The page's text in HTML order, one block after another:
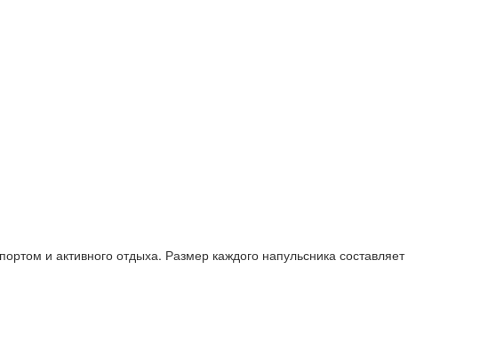
и активного отдыха. Размер каждого напульсника составляет